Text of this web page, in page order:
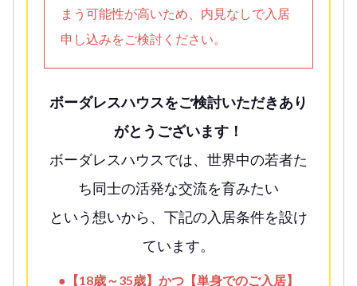
まう可能性が高いため、内見なしで入居
申し込みをご検討ください。
ボーダレスハウスをご検討いただきあり
がとうございます！
ボーダレスハウスでは、世界中の若者た
ち同士の活発な交流を育みたい
という想いから、下記の入居条件を設け
ています。
●【18歳～35歳】かつ【単身でのご入居】